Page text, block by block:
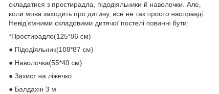
складатися з простирадла, підодіяльники й наволочки. Але,
коли мова заходить про дитину, все не так просто насправді.
Невід'ємними складовими дитячої постелі повинні бути:
*Простирадло(125*86 см)
● Підодіяльник(108*87 см)
● Наволочка(55*40 см)
● Захист на ліжечко
● Балдахін 3 м